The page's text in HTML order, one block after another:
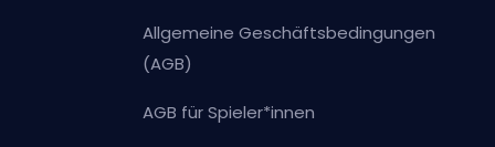
Allgemeine Geschäftsbedingungen
(AGB)
AGB für Spieler*innen